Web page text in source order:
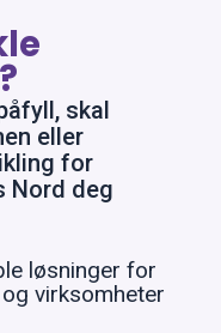
skal
eller
for
Nord deg
løsninger for
virksomheter